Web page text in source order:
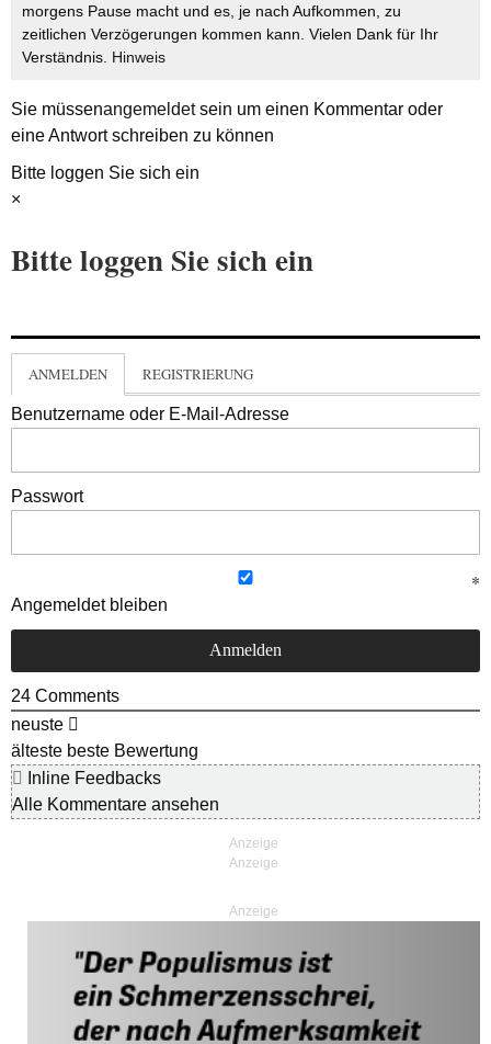
morgens Pause macht und es, je nach Aufkommen, zu
zeitlichen Verzögerungen kommen kann. Vielen Dank für Ihr
Verständnis. Hinweis
Sie müssenangemeldetsein um einen Kommentar oder
eine Antwort schreiben zu können
Bitte loggen Sie sich ein
×
Bitte loggen Sie sich ein
ANMELDEN REGISTRIERUNG
Benutzername oder E-Mail-Adresse
Passwort
Angemeldet bleiben
24 Comments
neuste
älteste beste Bewertung
Inline Feedbacks
Alle Kommentare ansehen
Anzeige